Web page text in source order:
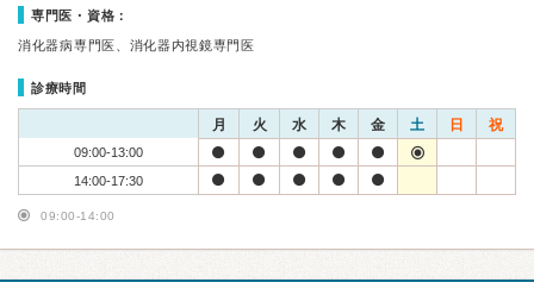
専門医・資格：
消化器病専門医、消化器内視鏡専門医
診療時間
月 火 水 木 金 土 日 祝
09:00-13:00
14:00-17:30
09:00-14:00